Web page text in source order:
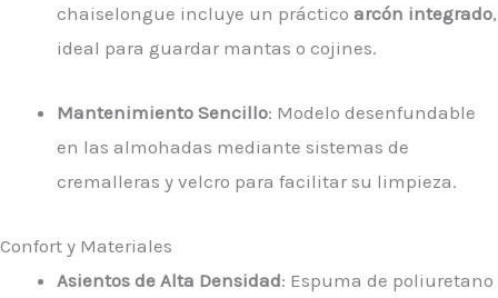
chaiselongue incluye un práctico arcón integrado,
ideal para guardar mantas o cojines.
Mantenimiento Sencillo: Modelo desenfundable
en las almohadas mediante sistemas de
cremalleras y velcro para facilitar su limpieza.
Confort y Materiales
Asientos de Alta Densidad: Espuma de poliuretano